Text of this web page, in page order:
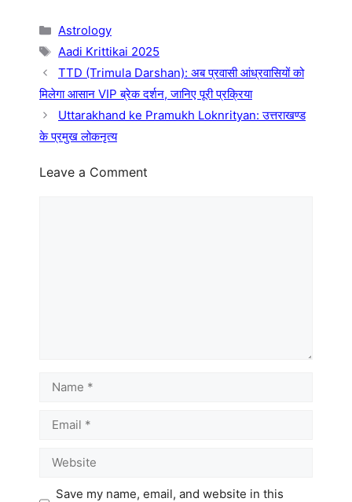
Categories
Astrology
Tags
Aadi Krittikai 2025
TTD (Trimula Darshan): अब प्रवासी आंध्रवासियों को
मिलेगा आसान VIP ब्रेक दर्शन, जानिए पूरी प्रक्रिया
Uttarakhand ke Pramukh Loknrityan: उत्तराखण्ड
के प्रमुख लोकनृत्य
Leave a Comment
Name
Email
Website
Save my name, email, and website in this